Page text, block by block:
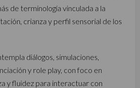
de terminología vinculada a la
crianza y perfil sensorial de los
diálogos, simulaciones,
y role play, con foco en
y fluidez para interactuar con